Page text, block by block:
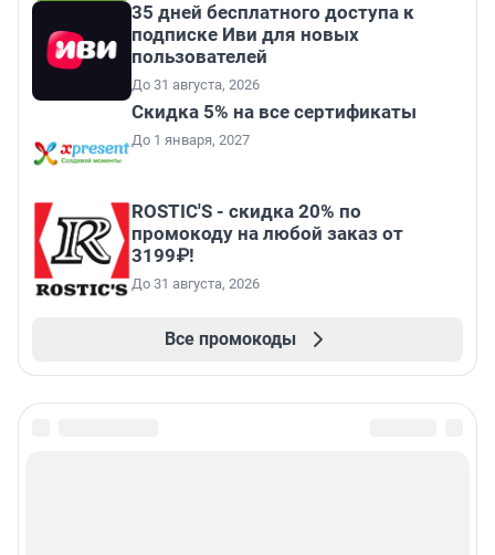
35 дней бесплатного доступа к
подписке Иви для новых
пользователей
До 31 августа, 2026
Скидка 5% на все сертификаты
До 1 января, 2027
ROSTIC'S - скидка 20% по
промокоду на любой заказ от
3199₽!
До 31 августа, 2026
Все промокоды